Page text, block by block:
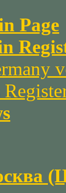
Page